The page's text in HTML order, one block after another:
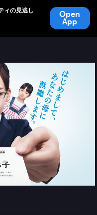
ィの見逃し
Open
App